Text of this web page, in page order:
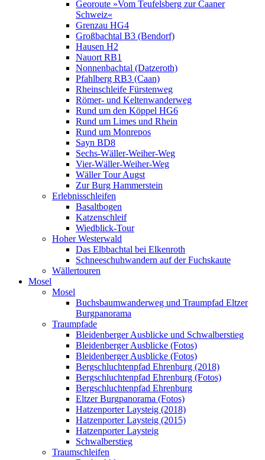
Georoute »Vom Teufelsberg zur Caaner
Schweiz«
Grenzau HG4
Großbachtal B3 (Bendorf)
Hausen H2
Nauort RB1
Nonnenbachtal (Datzeroth)
Pfahlberg RB3 (Caan)
Rheinschleife Fürstenweg
Römer- und Keltenwanderweg
Rund um den Köppel HG6
Rund um Limes und Rhein
Rund um Monrepos
Sayn BD8
Sechs-Wäller-Weiher-Weg
Vier-Wäller-Weiher-Weg
Wäller Tour Augst
Zur Burg Hammerstein
Erlebnisschleifen
Basaltbogen
Katzenschleif
Wiedblick-Tour
Hoher Westerwald
Das Elbbachtal bei Elkenroth
Schneeschuhwandern auf der Fuchskaute
Wällertouren
Mosel
Mosel
Buchsbaumwanderweg und Traumpfad Eltzer
Burgpanorama
Traumpfade
Bleidenberger Ausblicke und Schwalberstieg
Bleidenberger Ausblicke (Fotos)
Bleidenberger Ausblicke (Fotos)
Bergschluchtenpfad Ehrenburg (2018)
Bergschluchtenpfad Ehrenburg (Fotos)
Bergschluchtenpfad Ehrenburg
Eltzer Burgpanorama (Fotos)
Hatzenporter Laysteig (2018)
Hatzenporter Laysteig (2015)
Hatzenporter Laysteig
Schwalberstieg
Traumschleifen